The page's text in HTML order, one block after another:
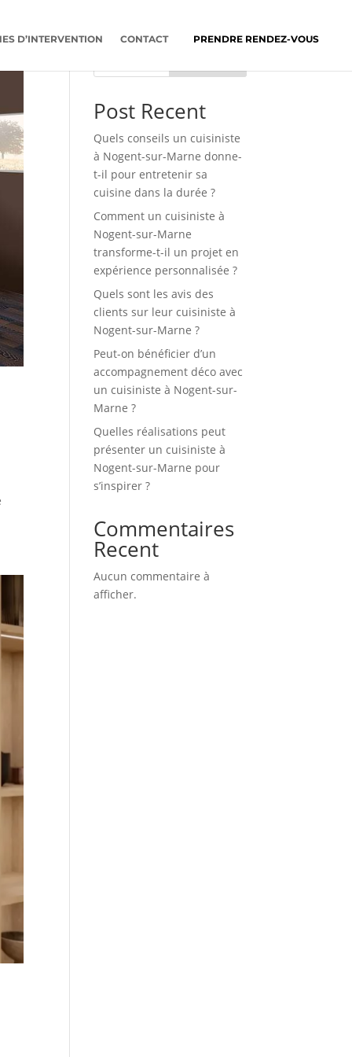
D’INTERVENTION CONTACT PRENDRE RENDEZ-VOUS
Post Recent
Quels conseils un cuisiniste
à Nogent-sur-Marne donne-
t-il pour entretenir sa
cuisine dans la durée ?
Comment un cuisiniste à
Nogent-sur-Marne
transforme-t-il un projet en
expérience personnalisée ?
Quels sont les avis des
clients sur leur cuisiniste à
Nogent-sur-Marne ?
Peut-on bénéficier d’un
accompagnement déco avec
un cuisiniste à Nogent-sur-
Marne ?
Quelles réalisations peut
présenter un cuisiniste à
Nogent-sur-Marne pour
s’inspirer ?
Commentaires
Recent
Aucun commentaire à
afficher.